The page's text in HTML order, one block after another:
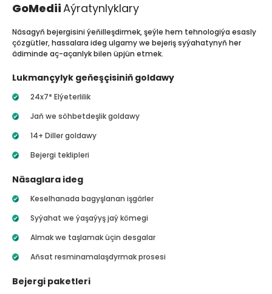
GoMediiAýratynlyklary
Näsagyň bejergisini ýeňilleşdirmek, şeýle hem tehnologiýa esasly
çözgütler, hassalara ideg ulgamy we bejeriş syýahatynyň her
ädiminde aç-açanlyk bilen üpjün etmek.
Lukmançylyk geňeşçisiniň goldawy
24x7* Elýeterlilik
Jaň we söhbetdeşlik goldawy
14+ Diller goldawy
Bejergi teklipleri
Näsaglara ideg
Keselhanada bagyşlanan işgärler
Syýahat we ýaşaýyş jaý kömegi
Almak we taşlamak üçin desgalar
Aňsat resminamalaşdyrmak prosesi
Bejergi paketleri